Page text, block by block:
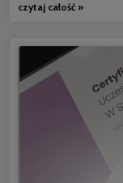
czytaj całość »